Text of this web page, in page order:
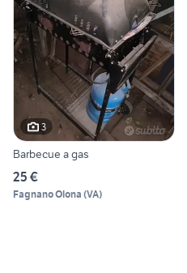
3
Barbecue a gas
25 €
Fagnano Olona (VA)